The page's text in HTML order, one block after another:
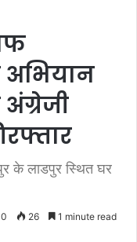
अभियान
अंग्रेजी
के लाडपुर स्थित घर
0 26 1 minute read